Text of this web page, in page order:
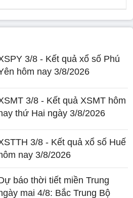
3/8 - Kết quả xổ số Phú
hôm nay 3/8/2026
3/8 - Kết quả XSMT hôm
thứ Hai ngày 3/8/2026
3/8 - Kết quả xổ số Huế
nay 3/8/2026
báo thời tiết miền Trung
mai 4/8: Bắc Trung Bộ